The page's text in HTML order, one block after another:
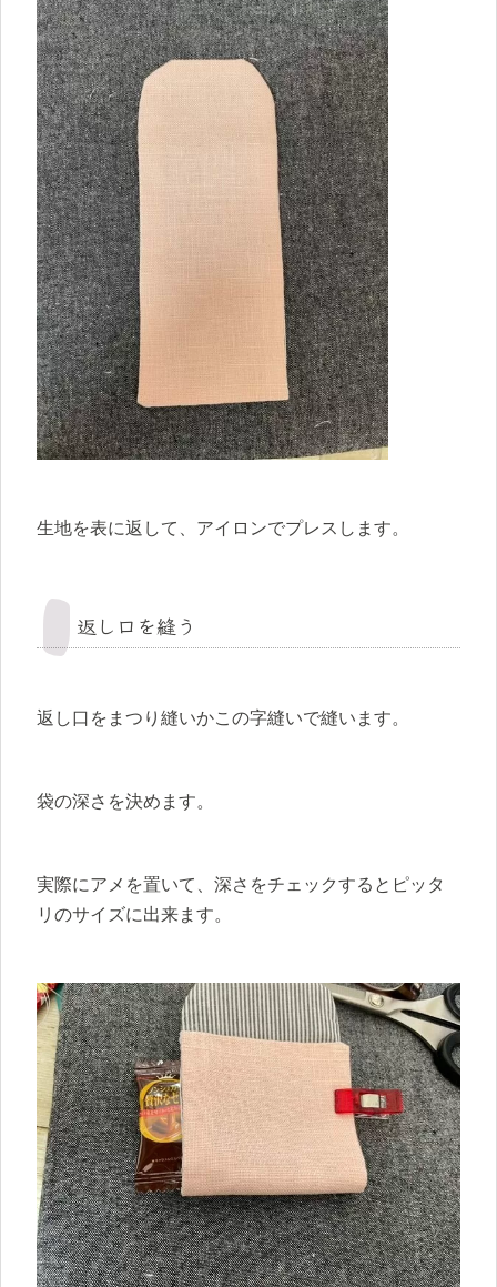
生地を表に返して、アイロンでプレスします。
返し口を縫う
返し口をまつり縫いかこの字縫いで縫います。
袋の深さを決めます。
実際にアメを置いて、深さをチェックするとピッタ
リのサイズに出来ます。